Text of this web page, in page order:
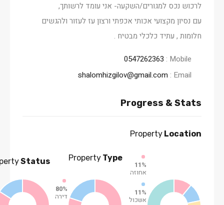
לרכוש נכס למגורים/השקעה- אני עומד לרשותך,
עם נסיון מקצועי אכותי אכפתי ורצון עז לעזור ולהגשים
חלומות , עתיד כלכלי מבטיח .
Mobile :
0547262363
Email :
shalomhizgilov@gmail.com
Progress & Stats
Property Location
11%
אחוזה
11%
אשכול
Property Type
80%
דירה
Status